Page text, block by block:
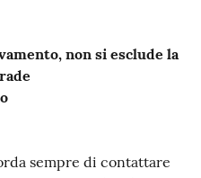
non si esclude la
sempre di contattare